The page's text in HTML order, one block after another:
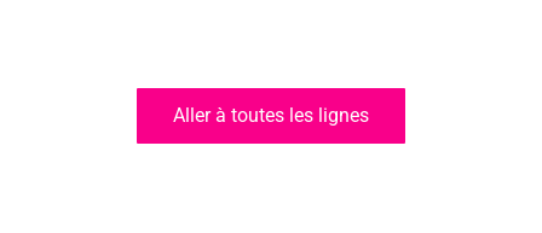
Aller à toutes les lignes